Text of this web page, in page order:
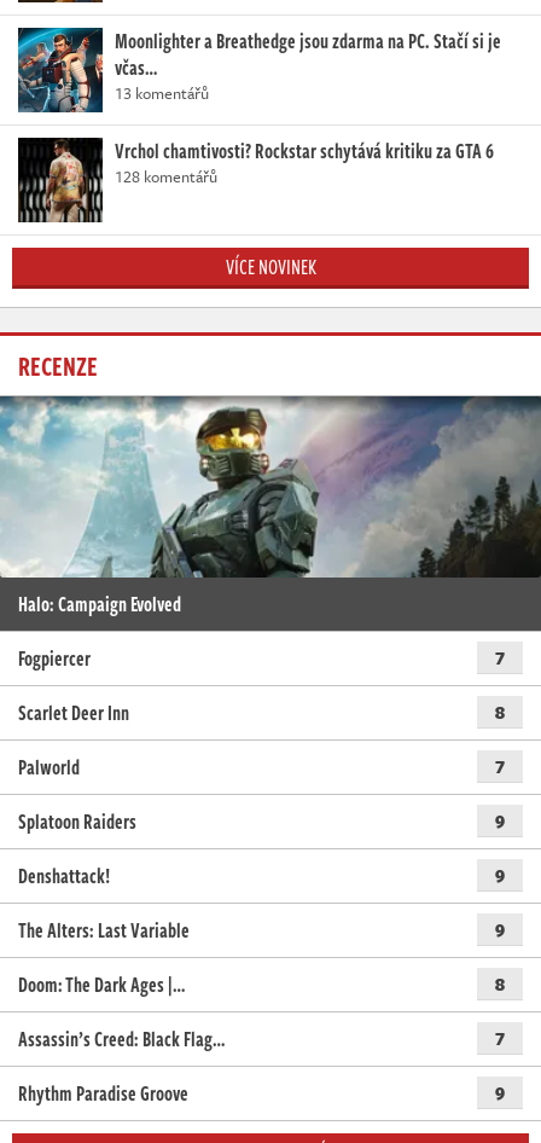
Moonlighter a Breathedge jsou zdarma na PC. Stačí si je
včas…
13 komentářů
Vrchol chamtivosti? Rockstar schytává kritiku za GTA 6
128 komentářů
VÍCE NOVINEK
RECENZE
Halo: Campaign Evolved
Fogpiercer
7
Scarlet Deer Inn 8
Palworld 7
Splatoon Raiders 9
Denshattack! 9
The Alters: Last Variable 9
Doom: The Dark Ages |… 8
Assassin’s Creed: Black Flag… 7
Rhythm Paradise Groove 9